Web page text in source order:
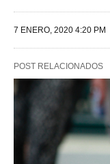
7 ENERO, 2020 4:20 PM
POST RELACIONADOS